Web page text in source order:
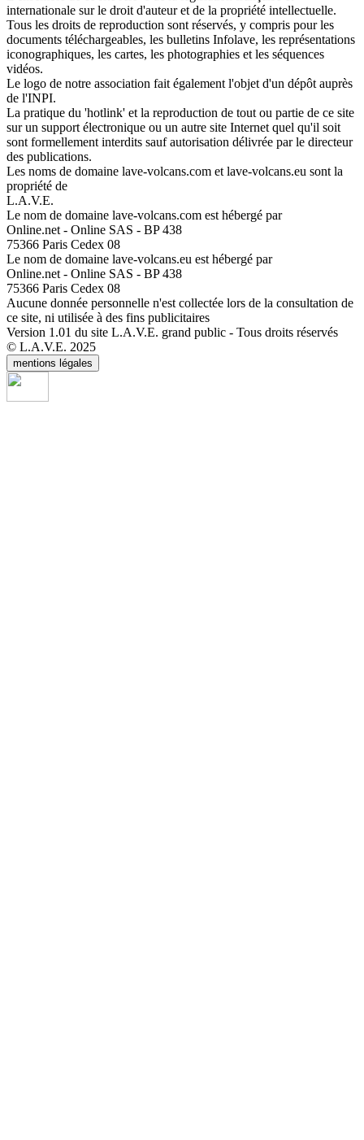
internationale sur le droit d'auteur et de la propriété intellectuelle.
Tous les droits de reproduction sont réservés, y compris pour les
documents téléchargeables, les bulletins Infolave, les représentations
iconographiques, les cartes, les photographies et les séquences
vidéos.
Le logo de notre association fait également l'objet d'un dépôt auprès
de l'INPI.
La pratique du 'hotlink' et la reproduction de tout ou partie de ce site
sur un support électronique ou un autre site Internet quel qu'il soit
sont formellement interdits sauf autorisation délivrée par le directeur
des publications.
Les noms de domaine lave-volcans.com et lave-volcans.eu sont la
propriété de
L.A.V.E.
Le nom de domaine lave-volcans.com est hébergé par
Online.net - Online SAS - BP 438
75366 Paris Cedex 08
Le nom de domaine lave-volcans.eu est hébergé par
Online.net - Online SAS - BP 438
75366 Paris Cedex 08
Aucune donnée personnelle n'est collectée lors de la consultation de
ce site, ni utilisée à des fins publicitaires
Version 1.01 du site L.A.V.E. grand public - Tous droits réservés
© L.A.V.E. 2025
mentions légales